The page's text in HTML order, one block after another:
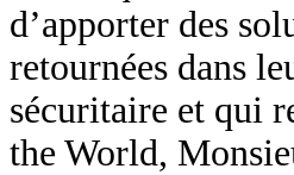
d’apporter des
retournées dans
sécuritaire et qui
the World,